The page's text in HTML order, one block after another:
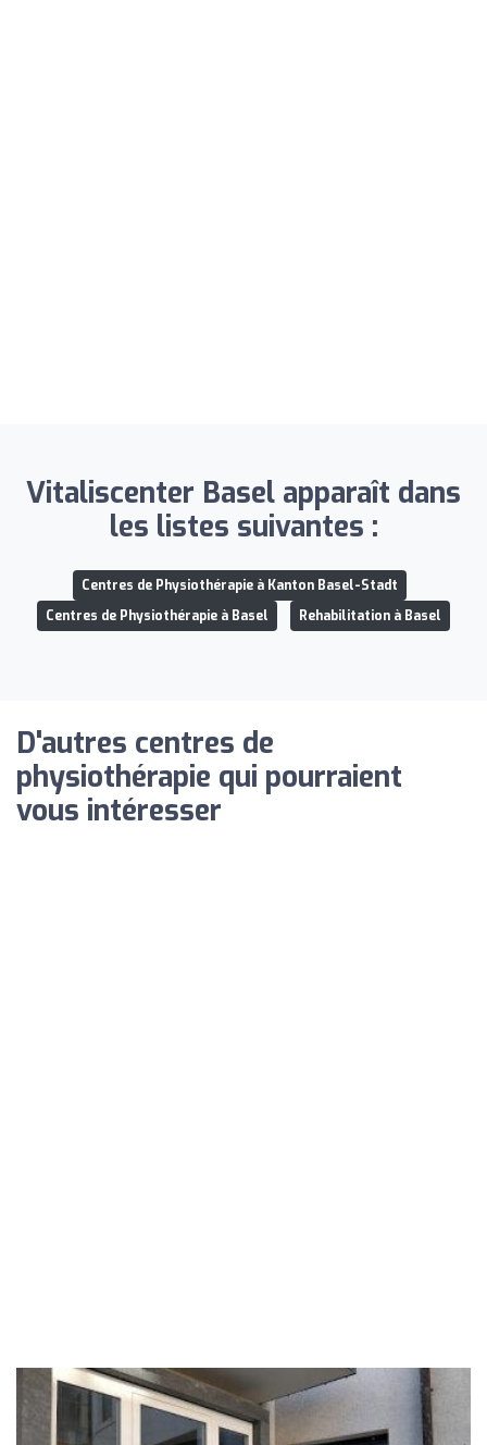
Vitaliscenter Basel apparaît dans
les listes suivantes :
Centres de Physiothérapie à Kanton Basel-Stadt
Centres de Physiothérapie à Basel
Rehabilitation à Basel
D'autres centres de
physiothérapie qui pourraient
vous intéresser